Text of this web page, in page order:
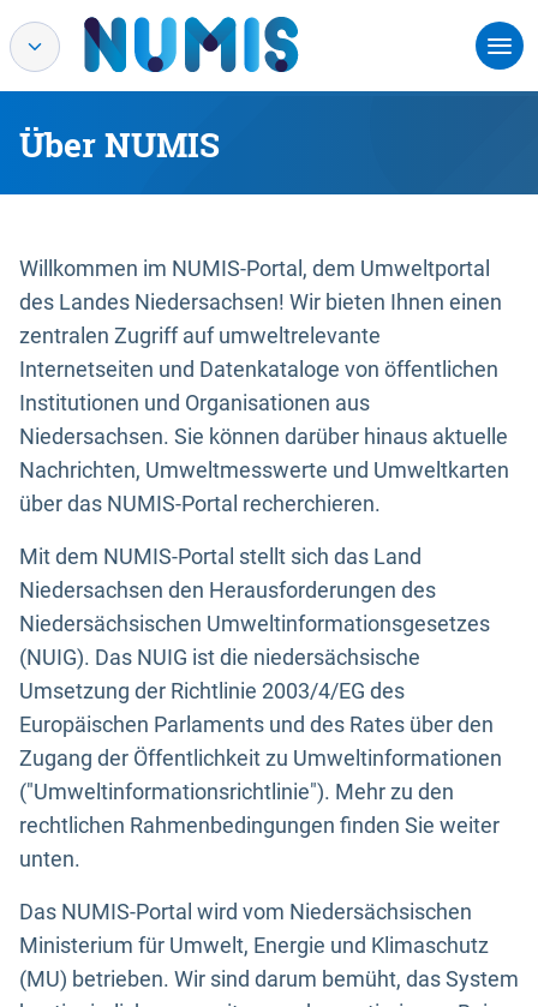
Über NUMIS
Willkommen im NUMIS-Portal, dem Umweltportal
des Landes Niedersachsen! Wir bieten Ihnen einen
zentralen Zugriff auf umweltrelevante
Internetseiten und Datenkataloge von öffentlichen
Institutionen und Organisationen aus
Niedersachsen. Sie können darüber hinaus aktuelle
Nachrichten, Umweltmesswerte und Umweltkarten
über das NUMIS-Portal recherchieren.
Mit dem NUMIS-Portal stellt sich das Land
Niedersachsen den Herausforderungen des
Niedersächsischen Umweltinformationsgesetzes
(NUIG). Das NUIG ist die niedersächsische
Umsetzung der Richtlinie 2003/4/EG des
Europäischen Parlaments und des Rates über den
Zugang der Öffentlichkeit zu Umweltinformationen
("Umweltinformationsrichtlinie"). Mehr zu den
rechtlichen Rahmenbedingungen finden Sie weiter
unten.
Das NUMIS-Portal wird vom Niedersächsischen
Ministerium für Umwelt, Energie und Klimaschutz
(MU) betrieben. Wir sind darum bemüht, das System